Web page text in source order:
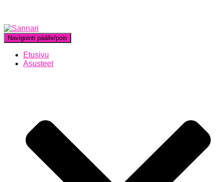
Navigointi päälle/pois
Etusivu
Asusteet